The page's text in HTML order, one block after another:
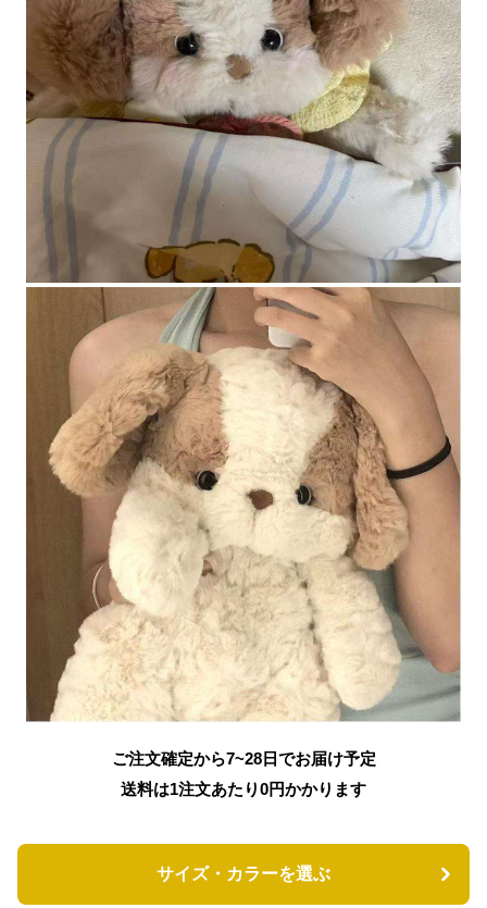
ご注文確定から7~28日でお届け予定
送料は1注文あたり0円かかります
サイズ・カラーを選ぶ